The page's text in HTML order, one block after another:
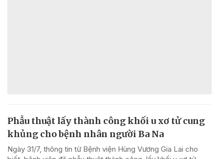
Phẫu thuật lấy thành công khối u xơ tử cung
khủng cho bệnh nhân người Ba Na
Ngày 31/7, thông tin từ Bệnh viện Hùng Vương Gia Lai cho